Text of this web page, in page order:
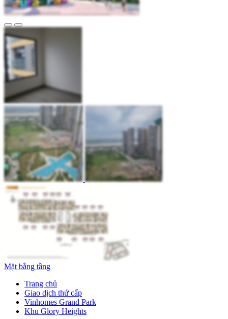
Mặt bằng tầng
Trang chủ
Giao dịch thứ cấp
Vinhomes Grand Park
Khu Glory Heights